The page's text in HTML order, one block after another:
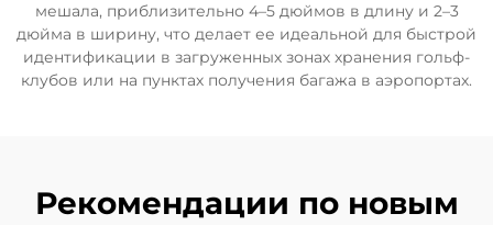
мешала, приблизительно 4–5 дюймов в длину и 2–3
дюйма в ширину, что делает ее идеальной для быстрой
идентификации в загруженных зонах хранения гольф-
клубов или на пунктах получения багажа в аэропортах.
Рекомендации по новым